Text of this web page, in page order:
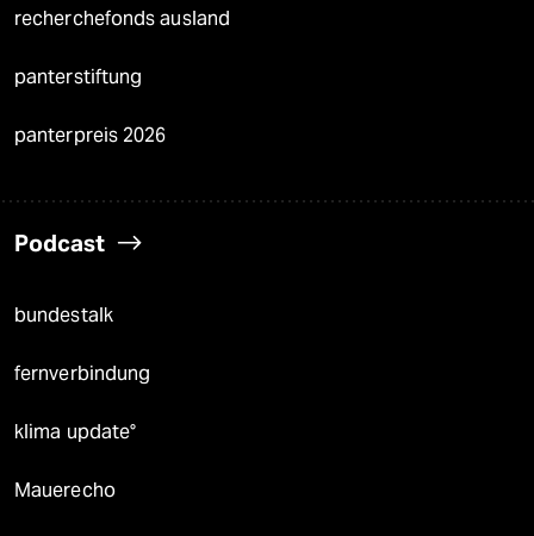
recherchefonds ausland
panterstiftung
panterpreis 2026
Podcast
bundestalk
fernverbindung
klima update°
Mauerecho